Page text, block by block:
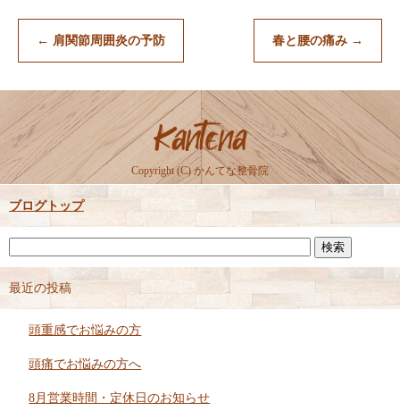
← 肩関節周囲炎の予防 春と腰の痛み →
Copyright (C) かんてな整骨院
ブログトップ
最近の投稿
頭重感でお悩みの方
頭痛でお悩みの方へ
8月営業時間・定休日のお知らせ